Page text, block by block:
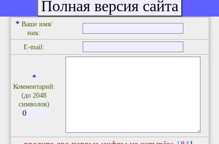
Добавить комментарий
* Ваше имя/
ник:
E-mail:
*
Комментарий:
(до 2048
символов)